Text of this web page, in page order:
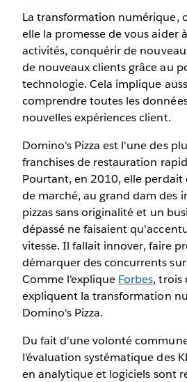
La transformation numérique,
elle la promesse de vous aider
activités, conquérir de
de nouveaux clients grâce au
technologie. Cela implique
comprendre toutes les
nouvelles expériences client.
Domino's Pizza est l'une des
franchises de restauration
Pourtant, en 2010, elle
de marché, au grand dam des
pizzas sans originalité et un
dépassé ne faisaient
vitesse. Il fallait innover, faire
démarquer des concurrents
Comme l'explique Forbes, trois
expliquent la transformation
Domino's Pizza.
Du fait d'une volonté
l'évaluation systématique des
en analytique et logiciels sont